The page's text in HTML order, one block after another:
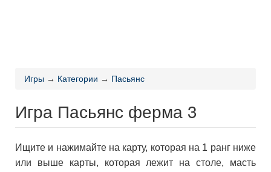
Игры → Категории → Пасьянс
Игра Пасьянс ферма 3
Ищите и нажимайте на карту, которая на 1 ранг ниже
или выше карты, которая лежит на столе, масть